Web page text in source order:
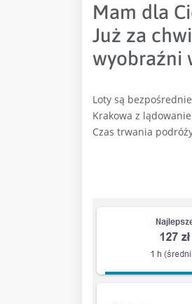
Mam dla
Już za
wyobraźni
Loty są
Krakowa z
Czas trwania